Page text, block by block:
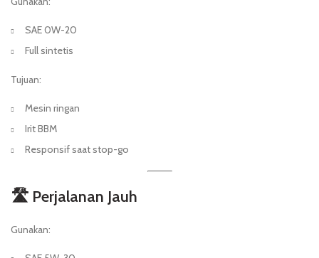
SAE 0W-20
Full sintetis
Tujuan:
Mesin ringan
Irit BBM
Responsif saat stop-go
🛣️ Perjalanan Jauh
Gunakan: